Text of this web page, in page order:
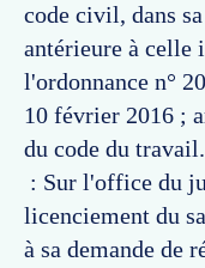
code civil, dans
antérieure à celle
l'ordonnance n°
10 février 2016 ;
du code du travail.
: Sur l'office du
licenciement du
à sa demande de